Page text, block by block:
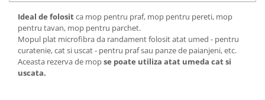
Ideal de folositca mop pentru praf, mop pentru pereti, mop
pentru tavan, mop pentru parchet.
Mopul plat microfibra da randament folosit atat umed - pentru
curatenie, cat si uscat - pentru praf sau panze de paianjeni, etc.
Aceasta rezerva de mopse poate utiliza atat umeda cat si
uscata.